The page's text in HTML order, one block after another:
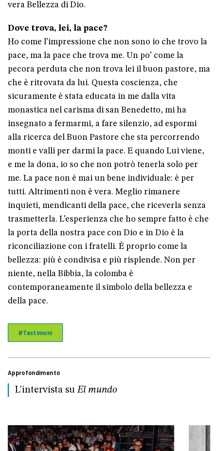
vera Bellezza di Dio.
Dove trova, lei, la pace?
Ho come l’impressione che non sono io che trovo la
pace, ma la pace che trova me. Un po’ come la
pecora perduta che non trova lei il buon pastore, ma
che è ritrovata da lui. Questa coscienza, che
sicuramente è stata educata in me dalla vita
monastica nel carisma di san Benedetto, mi ha
insegnato a fermarmi, a fare silenzio, ad espormi
alla ricerca del Buon Pastore che sta percorrendo
monti e valli per darmi la pace. E quando Lui viene,
e me la dona, io so che non potrò tenerla solo per
me. La pace non è mai un bene individuale: è per
tutti. Altrimenti non è vera. Meglio rimanere
inquieti, mendicanti della pace, che riceverla senza
trasmetterla. L’esperienza che ho sempre fatto è che
la porta della nostra pace con Dio e in Dio è la
riconciliazione con i fratelli. È proprio come la
bellezza: più è condivisa e più risplende. Non per
niente, nella Bibbia, la colomba è
contemporaneamente il simbolo della bellezza e
della pace.
#Testimoni
Approfondimento
L'intervista suEl mundo